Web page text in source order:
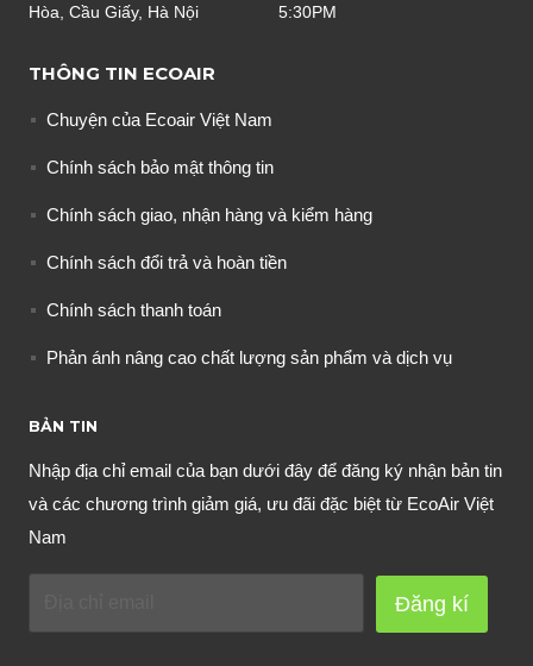
Hòa, Cầu Giấy, Hà Nội
5:30PM
THÔNG TIN ECOAIR
Chuyện của Ecoair Việt Nam
Chính sách bảo mật thông tin
Chính sách giao, nhận hàng và kiểm hàng
Chính sách đổi trả và hoàn tiền
Chính sách thanh toán
Phản ánh nâng cao chất lượng sản phẩm và dịch vụ
BẢN TIN
Nhập địa chỉ email của bạn dưới đây để đăng ký nhận bản tin
và các chương trình giảm giá, ưu đãi đặc biệt từ EcoAir Việt
Nam
Đăng kí